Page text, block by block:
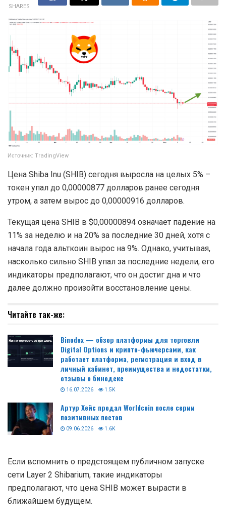
SHARES
Источник: TradingView
Цена Shiba Inu (SHIB) сегодня выросла на целых 5% –
токен упал до 0,00000877 долларов ранее сегодня
утром, а затем вырос до 0,00000916 долларов.
Текущая цена SHIB в $0,00000894 означает падение на
11% за неделю и на 20% за последние 30 дней, хотя с
начала года альткоин вырос на 9%. Однако, учитывая,
насколько сильно SHIB упал за последние недели, его
индикаторы предполагают, что он достиг дна и что
далее должно произойти восстановление цены.
Читайте так-же:
Binodex — обзор платформы для торговли
Digital Options и крипто-фьючерсами, как
работает платформа, регистрация и вход в
личный кабинет, преимущества и недостатки,
отзывы о бинодекс
16.07.2026 1.5K
Артур Хейс продал Worldcoin после серии
позитивных постов
09.06.2026 1.6K
Если вспомнить о предстоящем публичном запуске
сети Layer 2 Shibarium, такие индикаторы
предполагают, что цена SHIB может вырасти в
ближайшем будущем.